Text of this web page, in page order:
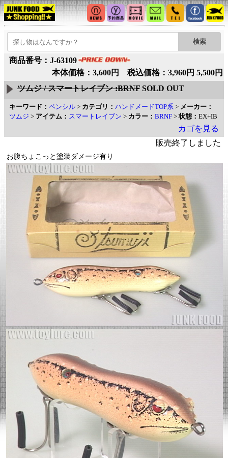
商品番号：J-63109
本体価格：3,600円 税込価格：3,960円 5,500円
ツムジ / スマートレイブン :BRNF SOLD OUT
キーワード： ペンシル > カテゴリ： ハンドメードTOP系 > メーカー：
ツムジ > アイテム： スマートレイブン > カラー： BRNF >状態： EX+IB
カゴを見る
販売終了しました
お腹ちょこっと塗装ダメージ有り